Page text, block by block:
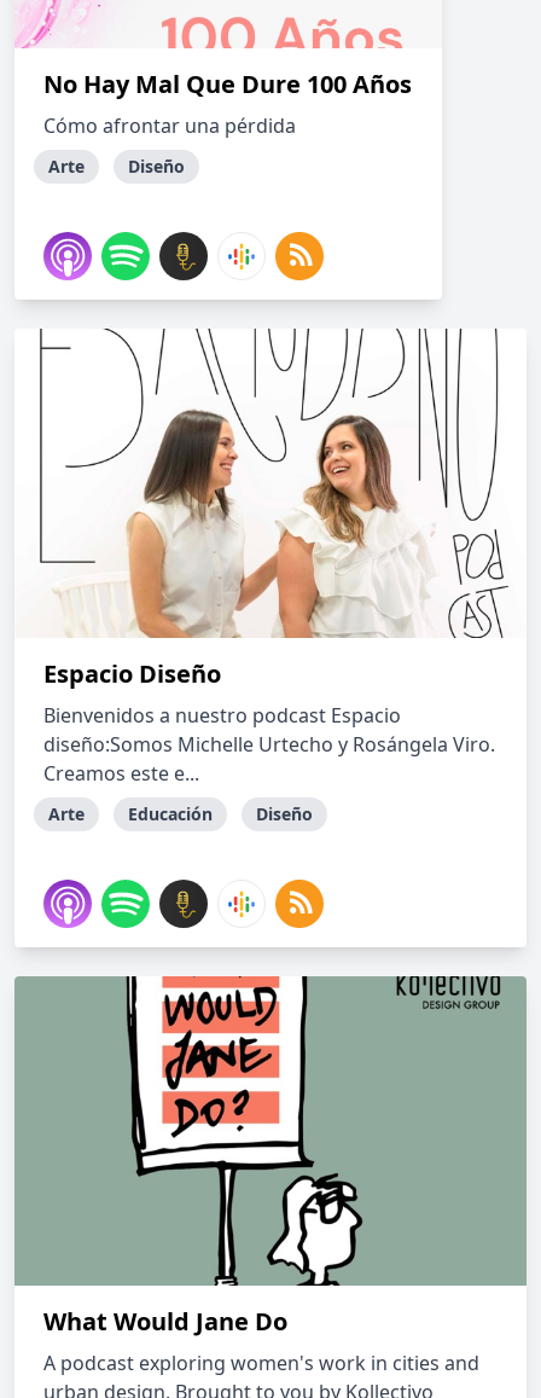
No Hay Mal Que Dure 100 Años
Cómo afrontar una pérdida
Arte Diseño
Espacio Diseño
Bienvenidos a nuestro podcast Espacio
diseño:Somos Michelle Urtecho y Rosángela Viro.
Creamos este e...
Arte Educación Diseño
What Would Jane Do
A podcast exploring women's work in cities and
urban design. Brought to you by Kollectivo